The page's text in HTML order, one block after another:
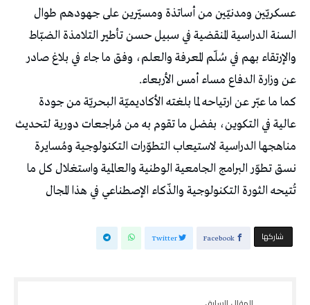
عسكريّين ومدنيّين من أساتذة ومسيّرين على جهودهم طوال
السنة الدراسية المنقضية في سبيل حسن تأطير التلامذة الضبّاط
والإرتقاء بهم في سُلّم المعرفة والعلم، وفق ما جاء في بلاغ صادر
عن وزارة الدفاع مساء أمس الأربعاء.
كما ما عبّر عن ارتياحه لما بلغته الأكاديميّة البحريّة من جودة
عالية في التكوين، بفضل ما تقوم به من مُراجعات دورية لتحديث
مناهجها الدراسية لاستيعاب التطوّرات التكنولوجية ومُسايرة
نسق تطوّر البرامج الجامعية الوطنية والعالمية واستغلال كل ما
تُتيحه الثورة التكنولوجية والذّكاء الإصطناعي في هذا المجال
‫‫ شاركها‬ Facebook
Twitter